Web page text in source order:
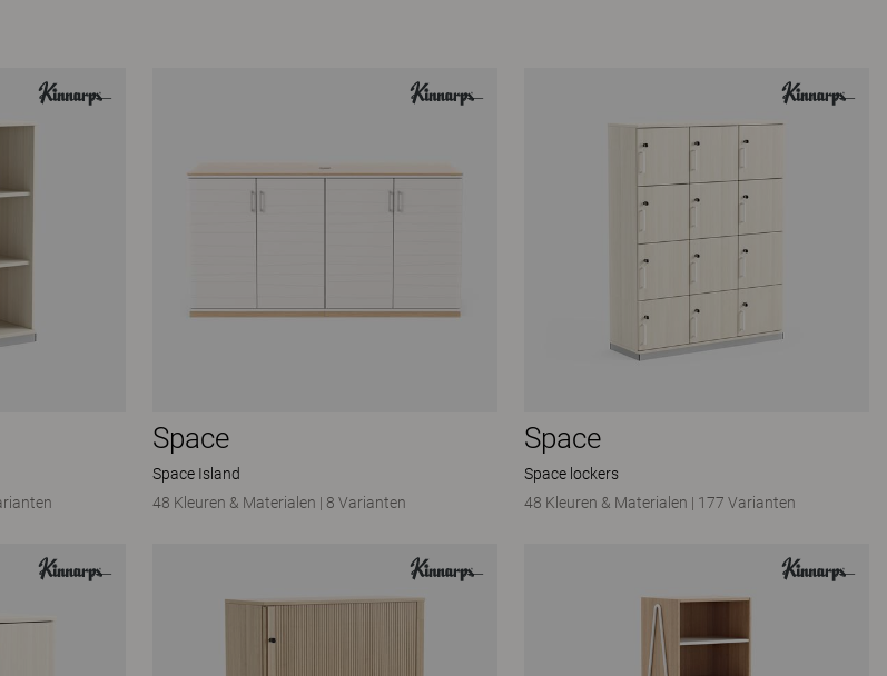
Space
Space Island
48 Kleuren & Materialen | 8 Varianten
Space
Space lockers
48 Kleuren & Materialen | 177 Varianten